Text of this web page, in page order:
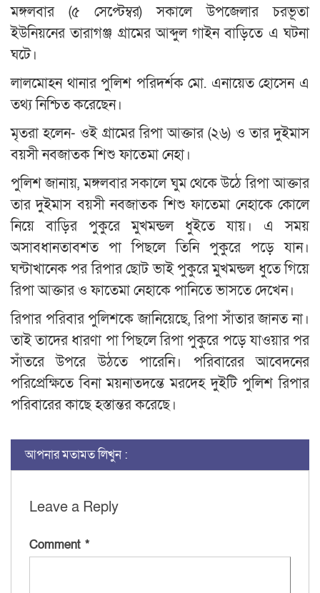
মঙ্গলবার (৫ সেপ্টেম্বর) সকালে উপজেলার চরভূতা
ইউনিয়নের তারাগঞ্জ গ্রামের আব্দুল গাইন বাড়িতে এ ঘটনা
ঘটে।
লালমোহন থানার পুলিশ পরিদর্শক মো. এনায়েত হোসেন এ
তথ্য নিশ্চিত করেছেন।
মৃতরা হলেন- ওই গ্রামের রিপা আক্তার (২৬) ও তার দুইমাস
বয়সী নবজাতক শিশু ফাতেমা নেহা।
পুলিশ জানায়, মঙ্গলবার সকালে ঘুম থেকে উঠে রিপা আক্তার
তার দুইমাস বয়সী নবজাতক শিশু ফাতেমা নেহাকে কোলে
নিয়ে বাড়ির পুকুরে মুখমন্ডল ধুইতে যায়। এ সময়
অসাবধানতাবশত পা পিছলে তিনি পুকুরে পড়ে যান।
ঘন্টাখানেক পর রিপার ছোট ভাই পুকুরে মুখমন্ডল ধুতে গিয়ে
রিপা আক্তার ও ফাতেমা নেহাকে পানিতে ভাসতে দেখেন।
রিপার পরিবার পুলিশকে জানিয়েছে, রিপা সাঁতার জানত না।
তাই তাদের ধারণা পা পিছলে রিপা পুকুরে পড়ে যাওয়ার পর
সাঁতরে উপরে উঠতে পারেনি। পরিবারের আবেদনের
পরিপ্রেক্ষিতে বিনা ময়নাতদন্তে মরদেহ দুইটি পুলিশ রিপার
পরিবারের কাছে হস্তান্তর করেছে।
আপনার মতামত লিখুন :
Leave a Reply
Comment *